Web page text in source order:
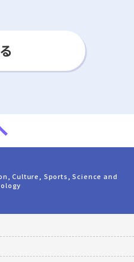
Culture, Sports, Science and